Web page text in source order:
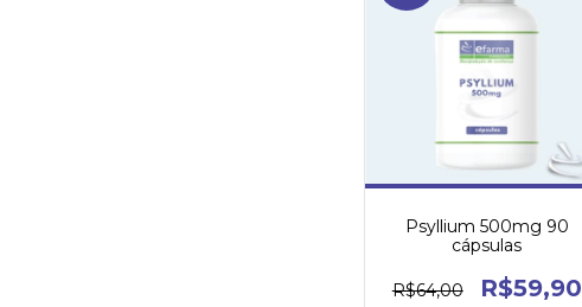
Psyllium 500mg 90
cápsulas
R$64,00 R$59,90